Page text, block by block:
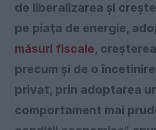
de liberalizarea şi
pe piaţa de energie,
măsuri fiscale,
precum şi de o
privat, prin adoptarea
comportament mai